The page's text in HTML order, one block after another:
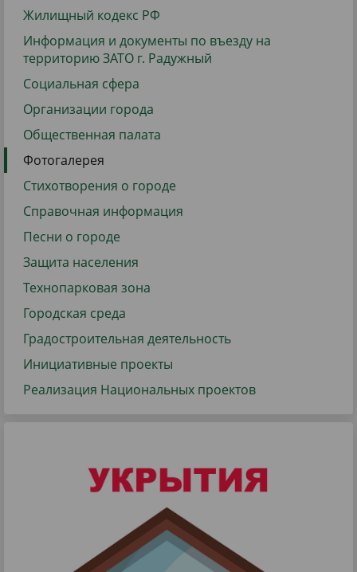
Жилищный кодекс РФ
Информация и документы по въезду на
территорию ЗАТО г. Радужный
Социальная сфера
Организации города
Общественная палата
Фотогалерея
Стихотворения о городе
Справочная информация
Песни о городе
Защита населения
Технопарковая зона
Городская среда
Градостроительная деятельность
Инициативные проекты
Реализация Национальных проектов